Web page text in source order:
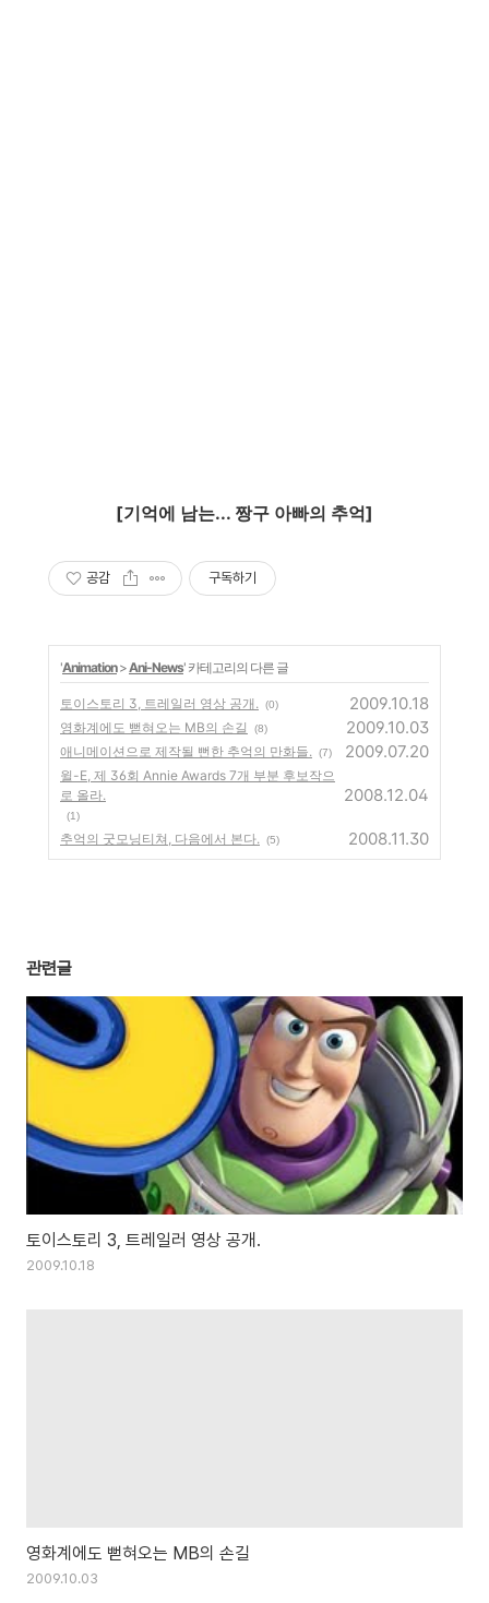
[기억에 남는... 짱구 아빠의 추억]
공감 구독하기
'Animation>Ani-News' 카테고리의 다른 글
토이스토리 3, 트레일러 영상 공개. (0) 2009.10.18
영화계에도 뻗혀오는 MB의 손길 (8) 2009.10.03
애니메이션으로 제작될 뻔한 추억의 만화들. (7) 2009.07.20
윌-E, 제 36회 Annie Awards 7개 부분 후보작으
로 올라.
(1)
2008.12.04
추억의 굿모닝티쳐, 다음에서 본다. (5) 2008.11.30
관련글
토이스토리 3, 트레일러 영상 공개.
2009.10.18
영화계에도 뻗혀오는 MB의 손길
2009.10.03